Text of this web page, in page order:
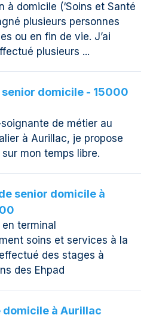
à domicile (‘Soins et Santé
plusieurs personnes
ou en fin de vie. J’ai
plusieurs ...
senior domicile - 15000
de métier au
à Aurillac, je propose
mon temps libre.
senior domicile à
terminal
soins et services à la
des stages à
des Ehpad
domicile à Aurillac